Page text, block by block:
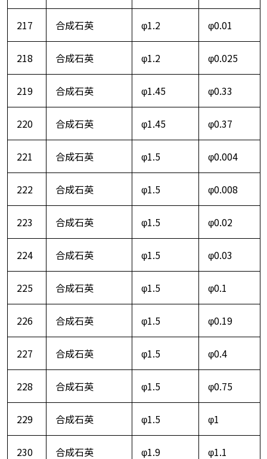
217 合成石英 φ1.2 φ0.01
218 合成石英 φ1.2 φ0.025
219 合成石英 φ1.45 φ0.33
220 合成石英 φ1.45 φ0.37
221 合成石英 φ1.5 φ0.004
222 合成石英 φ1.5 φ0.008
223 合成石英 φ1.5 φ0.02
224 合成石英 φ1.5 φ0.03
225 合成石英 φ1.5 φ0.1
226 合成石英 φ1.5 φ0.19
227 合成石英 φ1.5 φ0.4
228 合成石英 φ1.5 φ0.75
229 合成石英 φ1.5 φ1
230 合成石英 φ1.9 φ1.1